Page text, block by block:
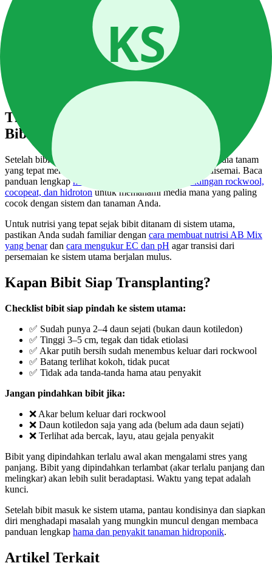
pastikan ada sirkulasi udara
Jamur putih tumbuh di permukaan rockwool:
Kelembaban terlalu tinggi — kurangi frekuensi penyiraman
Tidak langsung berbahaya tapi bisa menjadi masalah jika
Semprot dengan larutan sangat encer hidrogen peroksida
0,5% untuk membunuhnya
Tips Media Tanam yang Tepat untuk
Bibit Pasca-Semaian
Setelah bibit dipindahkan ke sistem utama, pemilihan media tanam
yang tepat mempengaruhi performa bibit yang sudah disemai. Baca
panduan lengkapmedia tanam hidroponik: perbandingan rockwool,
cocopeat, dan hidrotonuntuk memahami media mana yang paling
cocok dengan sistem dan tanaman Anda.
Untuk nutrisi yang tepat sejak bibit ditanam di sistem utama,
pastikan Anda sudah familiar dengan cara membuat nutrisi AB Mix
yang benardan cara mengukur EC dan pH agar transisi dari
persemaian ke sistem utama berjalan mulus.
Kapan Bibit Siap Transplanting?
Checklist bibit siap pindah ke sistem utama:
✅ Sudah punya 2–4 daun sejati (bukan daun kotiledon)
✅ Tinggi 3–5 cm, tegak dan tidak etiolasi
✅ Akar putih bersih sudah menembus keluar dari rockwool
✅ Batang terlihat kokoh, tidak pucat
✅ Tidak ada tanda-tanda hama atau penyakit
Jangan pindahkan bibit jika:
❌ Akar belum keluar dari rockwool
❌ Daun kotiledon saja yang ada (belum ada daun sejati)
❌ Terlihat ada bercak, layu, atau gejala penyakit
Bibit yang dipindahkan terlalu awal akan mengalami stres yang
panjang. Bibit yang dipindahkan terlambat (akar terlalu panjang dan
melingkar) akan lebih sulit beradaptasi. Waktu yang tepat adalah
kunci.
Setelah bibit masuk ke sistem utama, pantau kondisinya dan siapkan
diri menghadapi masalah yang mungkin muncul dengan membaca
panduan lengkap hama dan penyakit tanaman hidroponik.
Artikel Terkait